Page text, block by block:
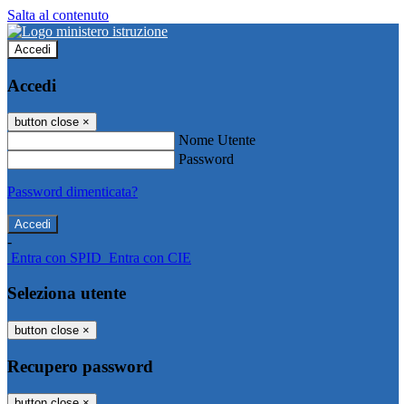
Salta al contenuto
Accedi
Accedi
button close ×
Nome Utente
Password
Password dimenticata?
-
Entra con SPID Entra con CIE
Seleziona utente
button close ×
Recupero password